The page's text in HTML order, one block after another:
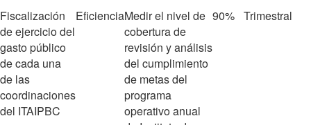
Fiscalización
de ejercicio del
gasto público
de cada una
de las
coordinaciones
del ITAIPBC
EficienciaMedir el nivel de
cobertura de
revisión y análisis
del cumplimiento
de metas del
programa
operativo anual
90% Trimestral